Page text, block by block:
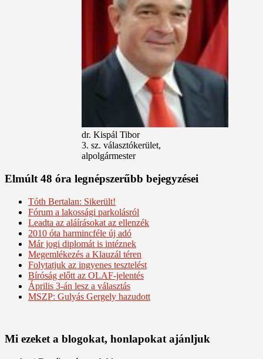
dr. Kispál Tibor
3. sz. választókerület,
alpolgármester
Elmúlt 48 óra legnépszerűbb bejegyzései
Tóth Bertalan: Sikerült!
Fórum a lakossági parkolásról
Leadta az aláírásokat az ellenzék
2010 óta harmincféle új adó
Már jogi diplomát is intéznek
Megemlékezés a Klauzál téren
Folytatjuk az ingyenes tesztelést
Bíróság előtt az OLAF-jelentés
Április 3-án lesz a választás
MSZP: Gulyás Gergely hazudott
Mi ezeket a blogokat, honlapokat ajánljuk